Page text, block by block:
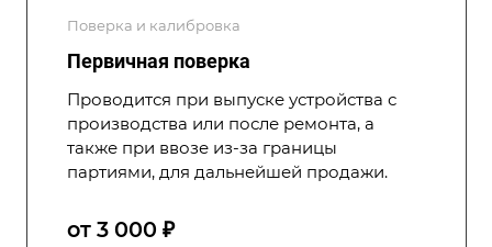
Поверка и калибровка
Первичная поверка
Проводится при выпуске устройства с
производства или после ремонта, а
также при ввозе из-за границы
партиями, для дальнейшей продажи.
от 3 000 ₽